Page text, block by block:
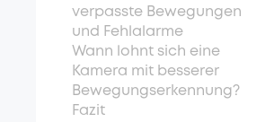
verpasste Bewegungen
und Fehlalarme
Wann lohnt sich eine
Kamera mit besserer
Bewegungserkennung?
Fazit